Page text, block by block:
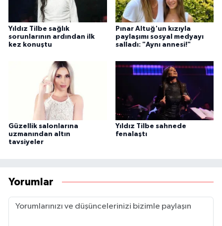
Yıldız Tilbe sağlık
sorunlarının ardından ilk
kez konuştu
Pınar Altuğ'un kızıyla
paylaşımı sosyal medyayı
salladı: "Aynı annesi!"
Güzellik salonlarına
uzmanından altın
tavsiyeler
Yıldız Tilbe sahnede
fenalaştı
Yorumlar